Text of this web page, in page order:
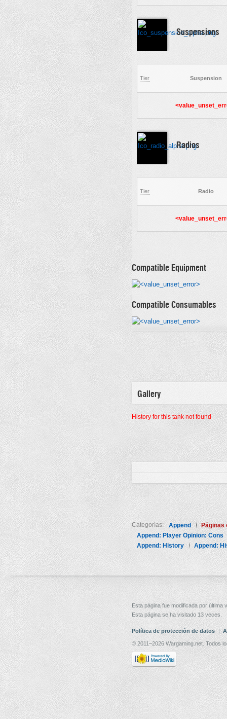
Suspensions
Tier Suspension
Radios
Tier Radio
Compatible Equipment
Compatible Consumables
Gallery
History for this tank not found
Categorías: Append
Append: Player Opinion: Cons
Append: History
Append:
Esta página fue modificada por última
Esta página se ha visitado 13 veces.
Política de protección de datos
© 2011–2026 Wargaming.net. Todos